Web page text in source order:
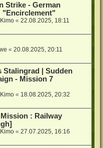
Strike - German
"Encirclement"
«22.08.2025, 18:11
«20.08.2025, 20:11
Stalingrad | Sudden
- Mission 7
« 18.08.2025, 20:32
: Railway
«27.07.2025, 16:16